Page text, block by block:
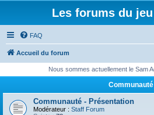
Les forums du
FAQ
Accueil du forum
Nous sommes actuellement le Sam
Communauté
Communauté - Présentation
Modérateur : Staff Forum